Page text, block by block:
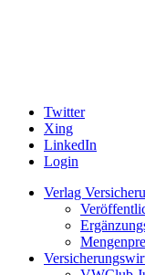
Twitter
Xing
LinkedIn
Login
Verlag